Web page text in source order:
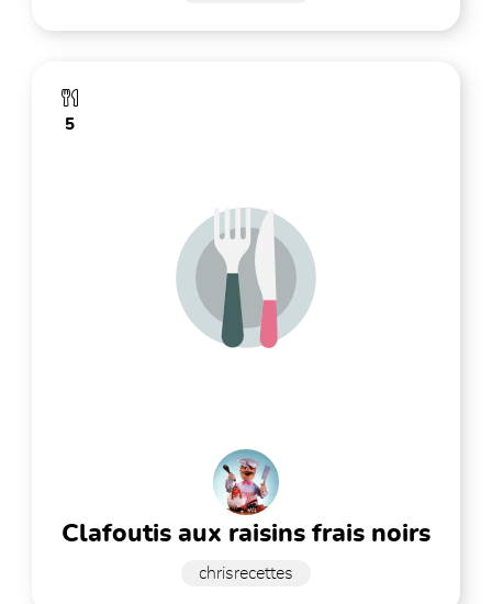
5
clafoutis aux raisins frais noirs
chrisrecettes